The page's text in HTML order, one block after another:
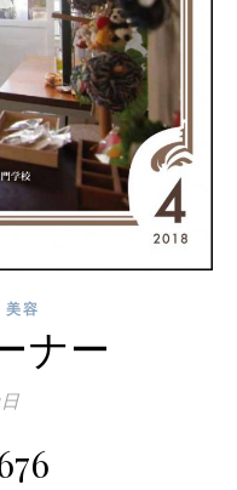
美容
ナー